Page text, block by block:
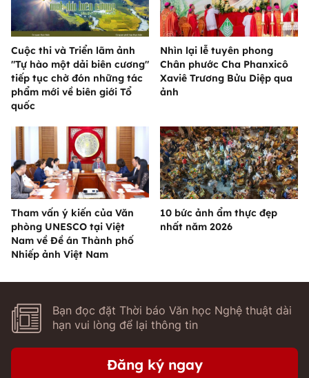
Cuộc thi và Triển lãm ảnh
"Tự hào một dải biên cương"
tiếp tục chờ đón những tác
phẩm mới về biên giới Tổ
quốc
Nhìn lại lễ tuyên phong
Chân phước Cha Phanxicô
Xaviê Trương Bửu Diệp qua
ảnh
Tham vấn ý kiến của Văn
phòng UNESCO tại Việt
Nam về Đề án Thành phố
Nhiếp ảnh Việt Nam
10 bức ảnh ẩm thực đẹp
nhất năm 2026
Bạn đọc đặt Thời báo Văn học Nghệ thuật dài
hạn vui lòng để lại thông tin
Đăng ký ngay